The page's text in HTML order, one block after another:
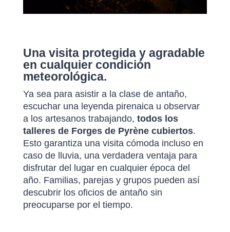
Una visita protegida y agradable
en cualquier condición
meteorológica.
Ya sea para asistir a la clase de antaño,
escuchar una leyenda pirenaica u observar
a los artesanos trabajando, todos los
talleres de Forges de Pyrène cubiertos.
Esto garantiza una visita cómoda incluso en
caso de lluvia, una verdadera ventaja para
disfrutar del lugar en cualquier época del
año. Familias, parejas y grupos pueden así
descubrir los oficios de antaño sin
preocuparse por el tiempo.